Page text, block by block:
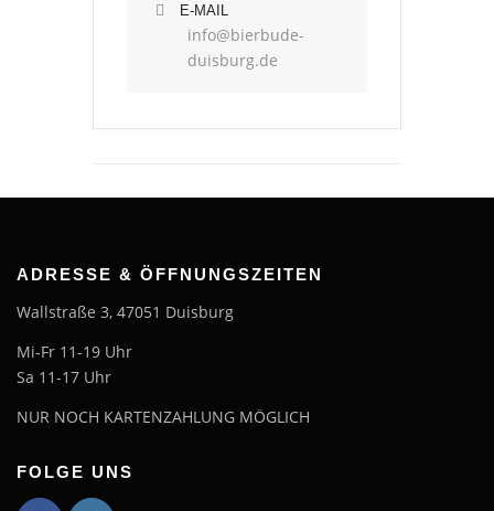
E-MAIL
info@bierbude-
duisburg.de
ADRESSE & ÖFFNUNGSZEITEN
Wallstraße 3, 47051 Duisburg
Mi-Fr 11-19 Uhr
Sa 11-17 Uhr
NUR NOCH KARTENZAHLUNG MÖGLICH
FOLGE UNS